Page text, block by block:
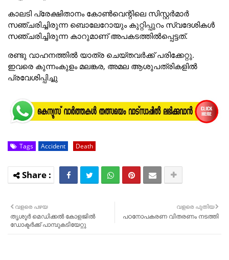
കാലടി പ്രേക്ഷിതാനം കോൺവെന്റിലെ സിസ്റ്റർമാർ
സഞ്ചരിച്ചിരുന്ന ബൊലേറോയും കുറ്റിപ്പുറം സ്വദേശികൾ
സഞ്ചരിച്ചിരുന്ന കാറുമാണ് അപകടത്തിൽപ്പെട്ടത്.
രണ്ടു വാഹനത്തിൽ യാത്ര ചെയ്തവർക്ക് പരിക്കേറ്റു.
ഇവരെ കുന്നംകുളം മലങ്കര, അമല ആശുപത്രികളിൽ
പ്രവേശിപ്പിച്ചു
Tags Accident Death
വളരെ പുതിയ
പഠനോപകരണ വിതരണം നടത്തി
വളരെ പഴയ
തൃശൂർ മെഡിക്കൽ കോളജിൽ
ഡോക്ടർക്ക് പാമ്പുകടിയേറ്റു